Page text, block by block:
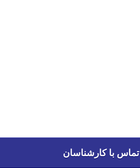
تماس با کارشناسان
تماس با کارشناسان